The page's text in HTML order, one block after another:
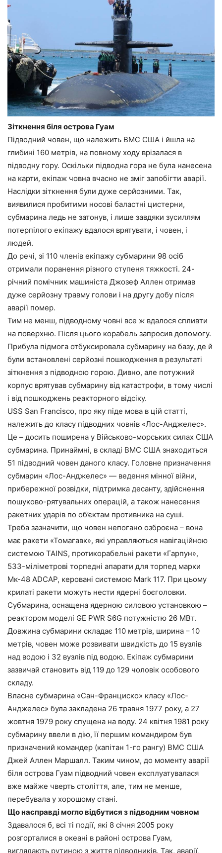
Зіткнення біля острова Гуам
Підводний човен, що належить ВМС США і йшла на
глибині 160 метрів, на повному ходу врізалася в
підводну гору. Оскільки підводна гора не була нанесена
на карти, екіпаж човна вчасно не зміг запобігти аварії.
Наслідки зіткнення були дуже серйозними. Так,
виявилися пробитими носові баластні цистерни,
субмарина ледь не затонув, і лише завдяки зусиллям
потерпілого екіпажу вдалося врятувати, і човен, і
людей.
До речі, зі 110 членів екіпажу субмарини 98 осіб
отримали поранення різного ступеня тяжкості. 24-
річний помічник машиніста Джозеф Аллен отримав
дуже серйозну травму голови і на другу добу після
аварії помер.
Тим не менш, підводному човні все ж вдалося спливти
на поверхню. Після цього корабель запросив допомогу.
Прибула підмога отбуксировала субмарину на базу, де й
були встановлені серйозні пошкодження в результаті
зіткнення з підводною горою. Дивно, але потужний
корпус врятував субмарину від катастрофи, в тому числі
і від пошкоджень реакторного відсіку.
USS San Francisco, про яку піде мова в цій статті,
належить до класу підводних човнів «Лос-Анджелес».
Це – досить поширена у Військово-морських силах США
субмарина. Принаймні, в складі ВМС США знаходиться
51 підводний човен даного класу. Головне призначення
субмарин «Лос-Анджелес» — ведення мінної війни,
прибережної розвідки, підтримка десанту, здійснення
пошуково-рятувальних операцій, а також нанесення
ракетних ударів по об’єктам противника на суші.
Треба зазначити, що човен непогано озброєна – вона
має ракети «Томагавк», які управляються навігаційною
системою TAINS, протикорабельні ракети «Гарпун»,
533-міліметрові торпедні апарати для торпед марки
Мк-48 ADCAP, керовані системою Mark 117. При цьому
крилаті ракети можуть нести ядерні боєголовки.
Субмарина, оснащена ядерною силовою установкою –
реактором моделі GE PWR S6G потужністю 26 МВт.
Довжина субмарини складає 110 метрів, ширина – 10
метрів, човен може розвивати швидкість до 15 вузлів
над водою і 32 вузлів під водою. Екіпаж субмарини
зазвичай становить від 119 до 129 чоловік особового
складу.
Власне субмарина «Сан-Франциско» класу «Лос-
Анджелес» була закладена 26 травня 1977 року, а 27
жовтня 1979 року спущена на воду. 24 квітня 1981 року
субмарину ввели в дію, її першим командиром був
призначений командер (капітан 1-го рангу) ВМС США
Джей Аллен Маршалл. Таким чином, до моменту аварії
біля острова Гуам підводний човен експлуатувалася
вже майже чверть століття, але, тим не менше,
перебувала у хорошому стані.
Що насправді могло відбутися з підводним човном
Здавалося б, всі ті події, які 8 січня 2005 року
розгорталися в океані в районі острова Гуам,
виглядають рутиною з життя підводників. Так, аварії,